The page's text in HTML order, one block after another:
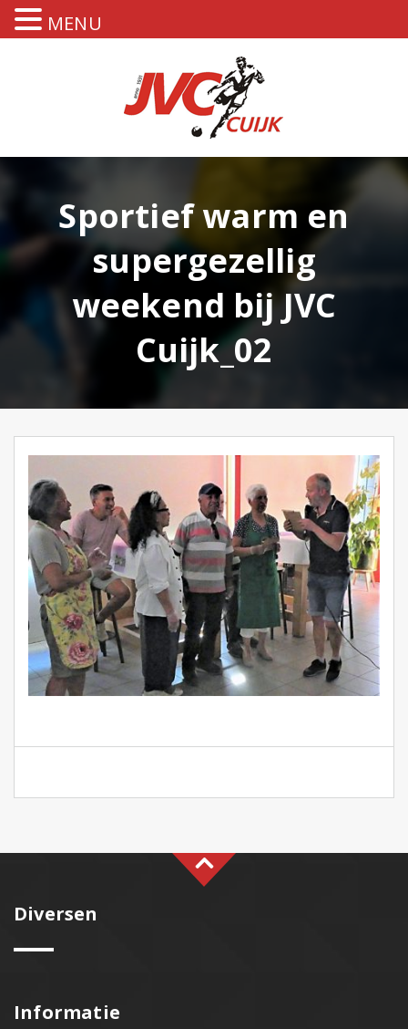
Sportief warm en
supergezellig
weekend bij JVC
Cuijk_02
Diversen
Informatie
MENU